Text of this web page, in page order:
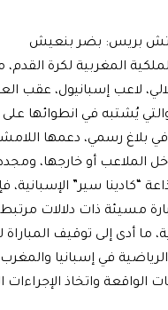
بريس: بضر بنعيش
لاعب إسبانيول، عقب
والتي يُشتبه في انطوائها
بلاغ رسمي، دعمها
الملاعب أو خارجها،
“كادينا سير”
مسيئة ذات دلالات
ما أدى إلى توقيف
في إسبانيا
الواقعة واتخاذ